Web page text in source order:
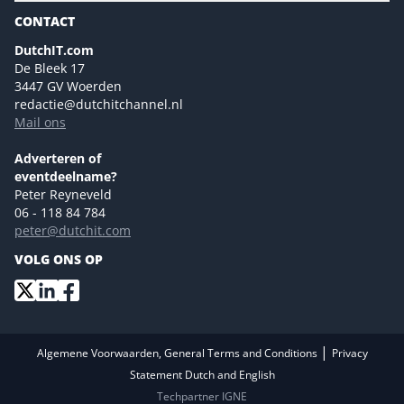
Magazines
Marketingmogelijkheden 2026
Eventmogelijkheden 2026
Advertising opportunities 2026 ENG
Event opportunities 2026 ENG
NL Digital
Versturen
CONTACT
DutchIT.com
De Bleek 17
3447 GV Woerden
redactie@dutchitchannel.nl
Mail ons
Adverteren of
eventdeelname?
Peter Reyneveld
06 - 118 84 784
peter@dutchit.com
VOLG ONS OP
Algemene Voorwaarden, General Terms and Conditions | Privacy
Statement Dutch and English
Techpartner IGNE